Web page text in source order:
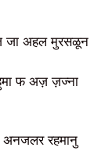
जा अहल मुरसळून
फ अज़ ज़ज्ना
अनजलर रहमानु